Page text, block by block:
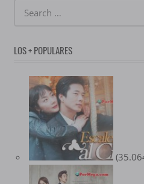
LOS + POPULARES